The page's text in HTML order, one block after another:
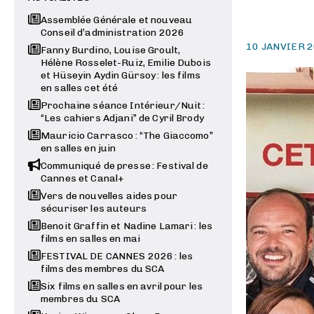
Assemblée Générale et nouveau
Conseil d’administration 2026
Fanny Burdino, Louise Groult,
Hélène Rosselet-Ruiz, Emilie Dubois
et Hüseyin Aydin Gürsoy : les films
en salles cet été
Prochaine séance Intérieur/Nuit :
“Les cahiers Adjani” de Cyril Brody
Mauricio Carrasco : “The Giaccomo”
en salles en juin
Communiqué de presse : Festival de
Cannes et Canal+
Vers de nouvelles aides pour
sécuriser les auteurs
Benoit Graffin et Nadine Lamari : les
films en salles en mai
FESTIVAL DE CANNES 2026 : les
films des membres du SCA
Six films en salles en avril pour les
membres du SCA
10 JANVIER